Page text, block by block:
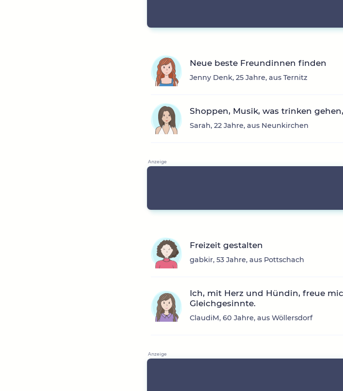
Neue beste Freundinnen finden
Jenny Denk, 25 Jahre, aus Ternitz
Shoppen, Musik, was trinken gehen,
Sarah, 22 Jahre, aus Neunkirchen
Freizeit gestalten
gabkir, 53 Jahre, aus Pottschach
Ich, mit Herz und Hündin, freue
Gleichgesinnte.
ClaudiM, 60 Jahre, aus Wöllersdorf